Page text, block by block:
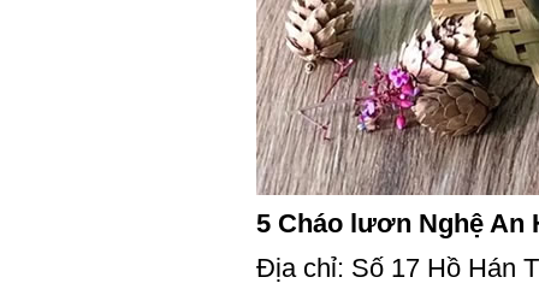
5 Cháo lươn Nghệ
Địa chỉ: Số 17 Hồ Hán